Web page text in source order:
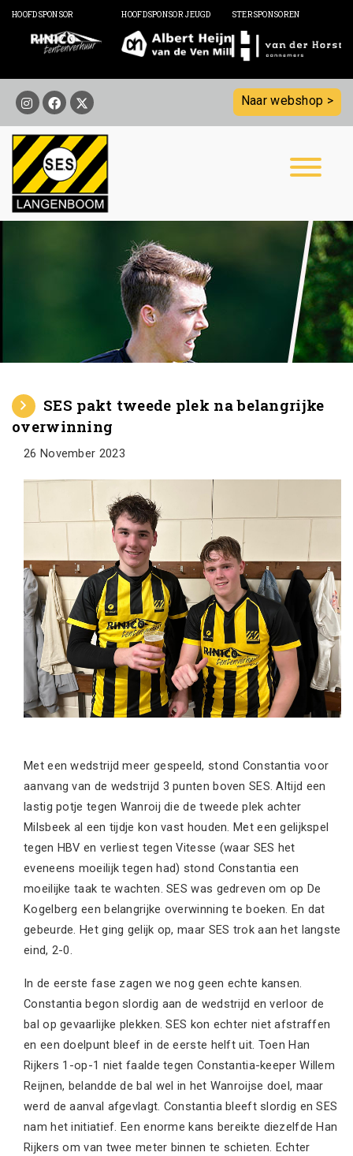
HOOFDSPONSOR HOOFDSPONSOR JEUGD STERSPONSOREN
Naar webshop >
SES pakt tweede plek na belangrijke
overwinning
26 November 2023
Met een wedstrijd meer gespeeld, stond Constantia voor
aanvang van de wedstrijd 3 punten boven SES. Altijd een
lastig potje tegen Wanroij die de tweede plek achter
Milsbeek al een tijdje kon vast houden. Met een gelijkspel
tegen HBV en verliest tegen Vitesse (waar SES het
eveneens moeilijk tegen had) stond Constantia een
moeilijke taak te wachten. SES was gedreven om op De
Kogelberg een belangrijke overwinning te boeken. En dat
gebeurde. Het ging gelijk op, maar SES trok aan het langste
eind, 2-0.
In de eerste fase zagen we nog geen echte kansen.
Constantia begon slordig aan de wedstrijd en verloor de
bal op gevaarlijke plekken. SES kon echter niet afstraffen
en een doelpunt bleef in de eerste helft uit. Toen Han
Rijkers 1-op-1 niet faalde tegen Constantia-keeper Willem
Reijnen, belandde de bal wel in het Wanroijse doel, maar
werd de aanval afgevlagt. Constantia bleeft slordig en SES
nam het initiatief. Een enorme kans bereikte diezelfde Han
Rijkers om van twee meter binnen te schieten. Echter